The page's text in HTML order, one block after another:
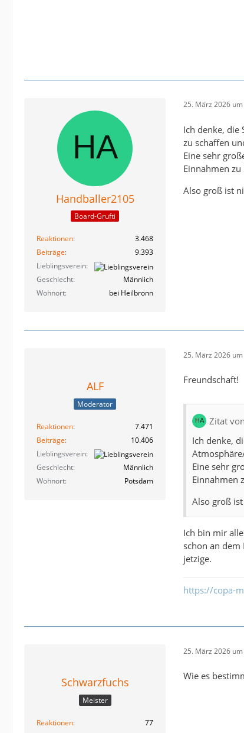
Handballer2105
Board-Grufti
Reaktionen
3.468
Beiträge
9.393
Lieblingsverein
Geschlecht
Männlich
Wohnort
bei Heilbronn
25. März 2026
Ich denke,
zu schaffen
Eine sehr
Einnahmen zu
Also groß ist
ALF
Moderator
Reaktionen
7.471
Beiträge
10.406
Lieblingsverein
Geschlecht
Männlich
Wohnort
Potsdam
25. März 2026 um
Freundschaft!
Zitat
Ich denke,
Eine sehr
Einnahmen
Also groß
Ich bin mir
schon an dem
jetzige.
https://copa-
Schwarzfuchs
Meister
Reaktionen
77
25. März 2026
Wie es